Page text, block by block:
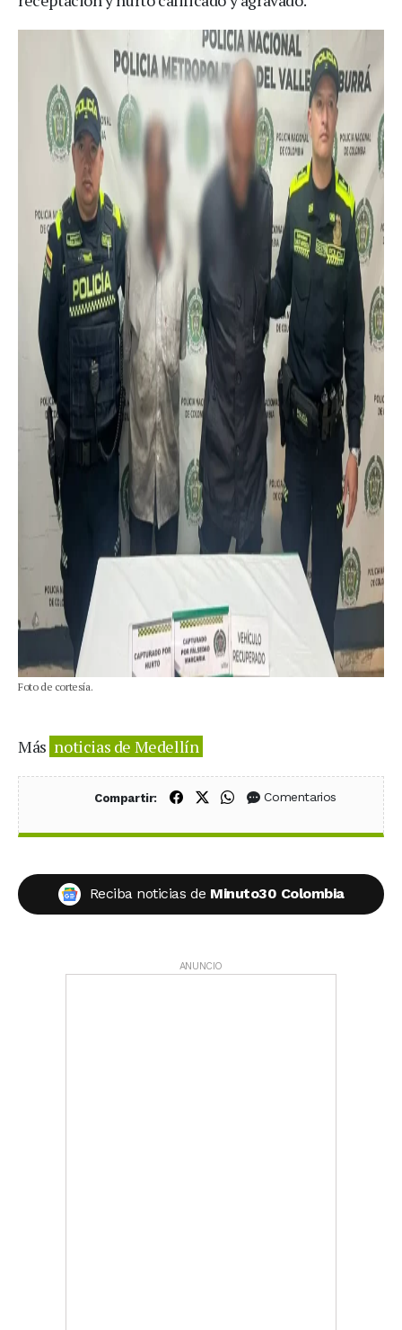
Foto de cortesía.
Más noticias de Medellín
Compartir: Compartir en Facebook
Compartir en X (Twitter)
Compartir en WhatsApp
Comentarios
Reciba noticias de Minuto30 Colombia
ANUNCIO